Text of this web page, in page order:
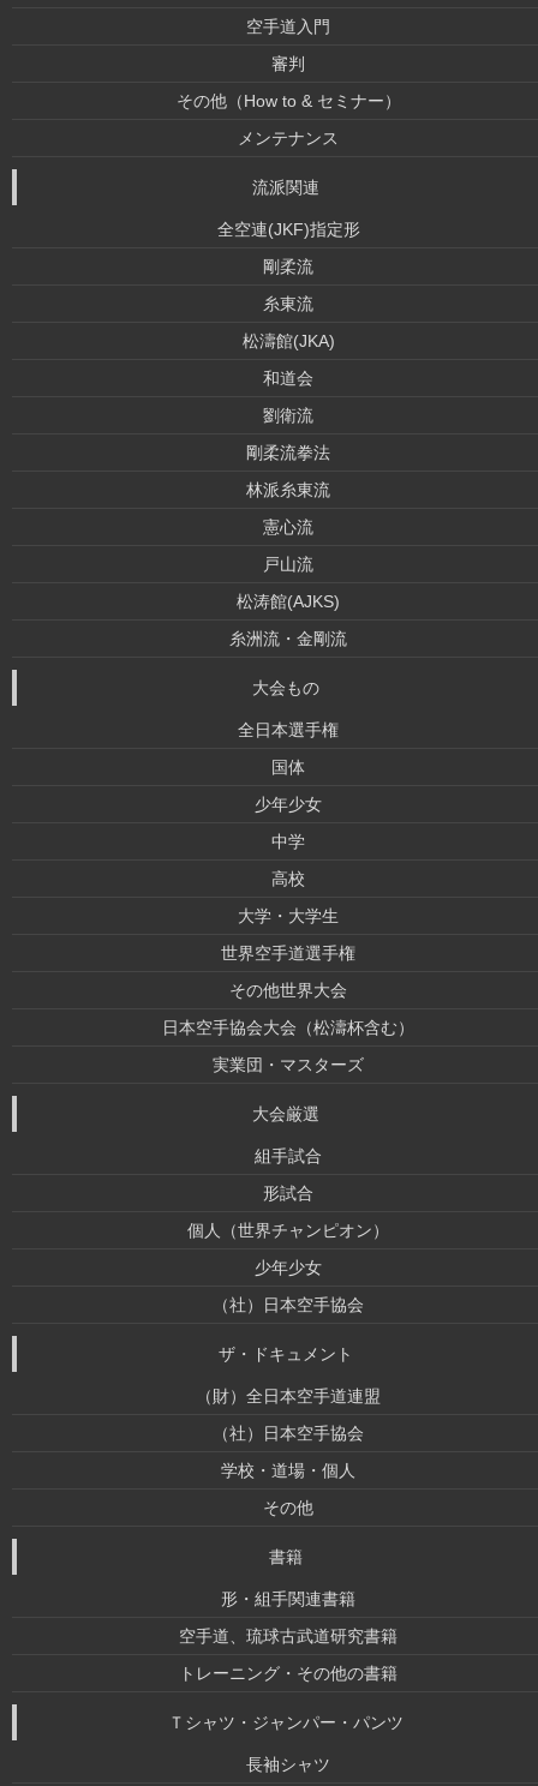
空手道入門
審判
その他（How to & セミナー）
メンテナンス
流派関連
全空連(JKF)指定形
剛柔流
糸東流
松濤館(JKA)
和道会
劉衛流
剛柔流拳法
林派糸東流
憲心流
戸山流
松涛館(AJKS)
糸洲流・金剛流
大会もの
全日本選手権
国体
少年少女
中学
高校
大学・大学生
世界空手道選手権
その他世界大会
日本空手協会大会（松濤杯含む）
実業団・マスターズ
大会厳選
組手試合
形試合
個人（世界チャンピオン）
少年少女
（社）日本空手協会
ザ・ドキュメント
（財）全日本空手道連盟
（社）日本空手協会
学校・道場・個人
その他
書籍
形・組手関連書籍
空手道、琉球古武道研究書籍
トレーニング・その他の書籍
Ｔシャツ・ジャンパー・パンツ
長袖シャツ